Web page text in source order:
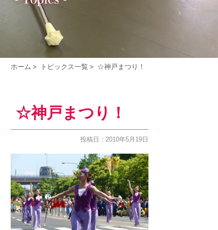
ホーム トピックス一覧 ☆神戸まつり！
☆神戸まつり！
投稿日：2010年5月19日